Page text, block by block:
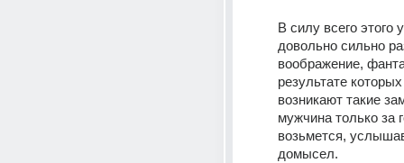
В силу всего этого
довольно сильно
воображение,
результате
возникают такие
мужчина только за
возьмется,
домысел.